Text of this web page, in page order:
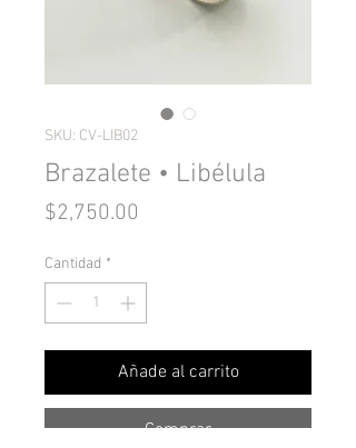
SKU: CV-LIB02
Brazalete • Libélula
$2,750.00
Cantidad *
Añade al carrito
Comprar